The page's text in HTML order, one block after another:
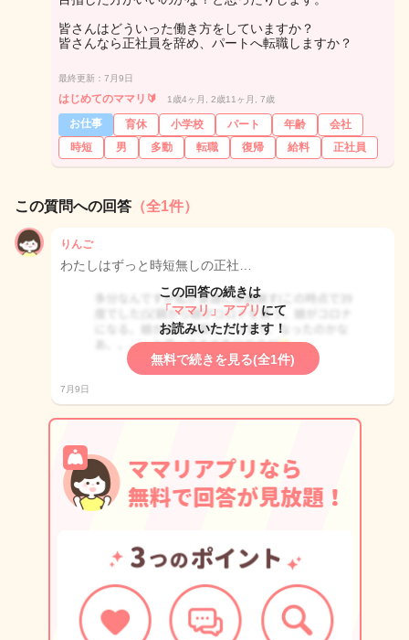
皆さんはどういった働き方をしていますか？
皆さんなら正社員を辞め、パートへ転職しますか？
最終更新：7月9日
はじめてのママリ🔰 1歳4ヶ月, 2歳11ヶ月, 7歳
お仕事 育休 小学校 パート 年齢
会社
時短
男 多動 転職 復帰 給料 正社員
この質問への回答 （全1件）
りんご
わたしはずっと時短無しの正社…
この回答の続きは
「ママリ」アプリ にて
お読みいただけます！
無料で続きを見る(全1件)
7月9日